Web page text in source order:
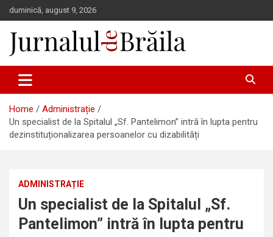
Skip
to
content
duminică, august 9, 2026
Jurnalul de Brăila
Home
Administrație
Un specialist de la Spitalul „Sf. Pantelimon” intră în lupta pentru
dezinstituționalizarea persoanelor cu dizabilități
ADMINISTRAȚIE
Un specialist de la Spitalul „Sf.
Pantelimon” intră în lupta pentru